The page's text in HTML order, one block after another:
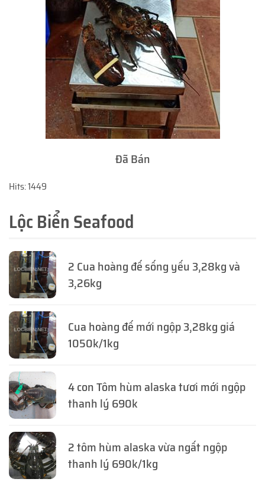
Đã Bán
Hits: 1449
Lộc Biển Seafood
2 Cua hoàng đế sống yếu 3,28kg và
3,26kg
Cua hoàng đế mới ngộp 3,28kg giá
1050k/1kg
4 con Tôm hùm alaska tươi mới ngộp
thanh lý 690k
2 tôm hùm alaska vừa ngất ngộp
thanh lý 690k/1kg